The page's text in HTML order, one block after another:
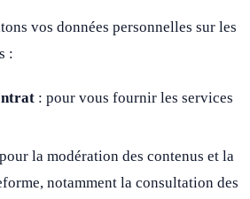
vos données personnelles sur les
:
: pour vous fournir les services
la modération des contenus et la
notamment la consultation des